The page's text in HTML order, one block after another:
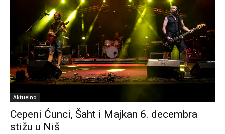
Aktuelno
Cepeni Ćunci, Šaht i Majkan 6. decembra
stižu u Niš